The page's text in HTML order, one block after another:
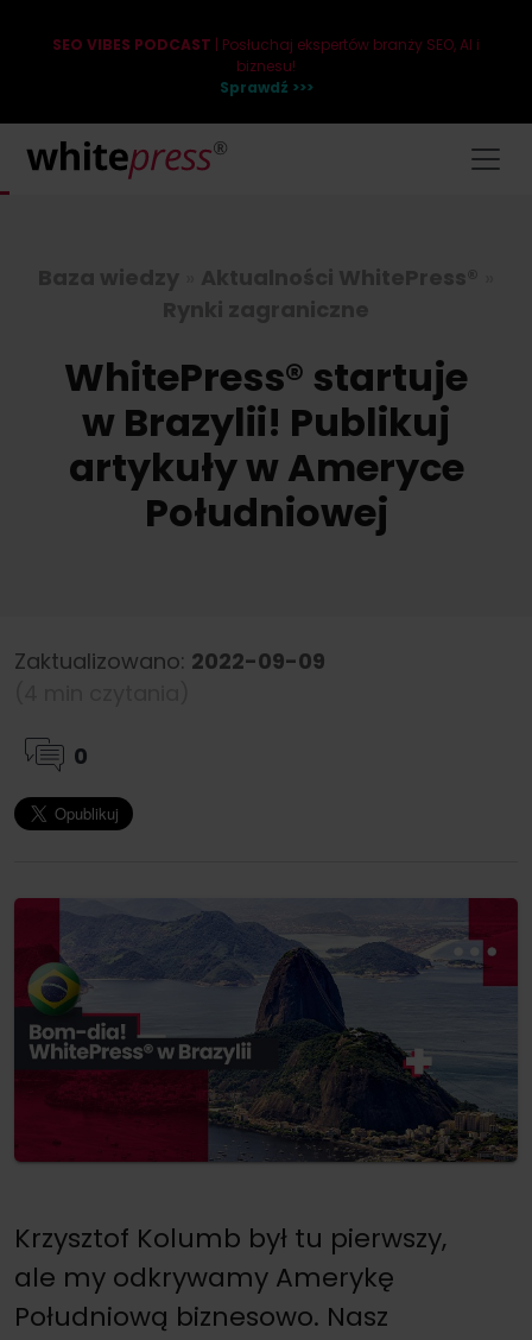
SEO VIBES PODCAST | Posłuchaj ekspertów branży SEO, AI i
biznesu!
Sprawdź >>>
Baza wiedzy Aktualności WhitePress®
Rynki zagraniczne
WhitePress® startuje
w Brazylii! Publikuj
artykuły w Ameryce
Południowej
Zaktualizowano: 2022-09-09
0
Krzysztof Kolumb był tu pierwszy,
ale my odkrywamy Amerykę
Południową biznesowo. Nasz